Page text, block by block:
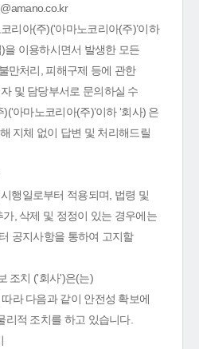
리아(주)(‘아마노코리아(주)’이하
을 이용하시면서 발생한 모든
만처리, 피해구제 등에 관한
및 담당부서로 문의하실 수
아마노코리아(주)’이하 ‘회사) 은
지체 없이 답변 및 처리해드릴
행일로부터 적용되며, 법령 및
, 삭제 및 정정이 있는 경우에는
공지사항을 통하여 고지할
조치 ('회사')은(는)
라 다음과 같이 안전성 확보에
리적 조치를 하고 있습니다.